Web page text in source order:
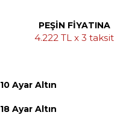
PEŞİN FİYATINA
4.222 TL x 3 taksit
10 Ayar Altın
18 Ayar Altın